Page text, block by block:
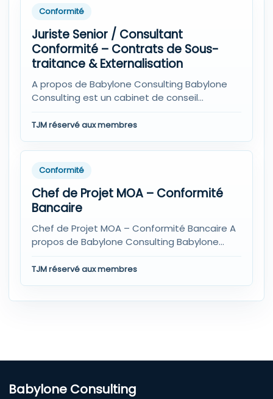
Conformité
Juriste Senior / Consultant
Conformité – Contrats de Sous-
traitance & Externalisation
A propos de Babylone Consulting Babylone
Consulting est un cabinet de conseil
TJM réservé aux membres
Conformité
Chef de Projet MOA – Conformité
Bancaire
Chef de Projet MOA – Conformité Bancaire A
propos de Babylone Consulting Babylone
TJM réservé aux membres
Babylone Consulting